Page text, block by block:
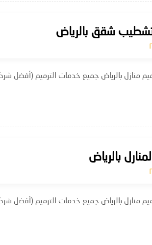
شقق بالرياض
منازل بالرياض جميع خدمات الترميم (أفضل
بالرياض
منازل بالرياض جميع خدمات الترميم (أفضل